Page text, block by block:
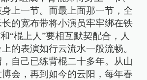
上一节。而最上面那一节，全
的宽布带将小演员牢牢绑在铁
“棍上人”要相互默契配合，人
的表演如行云流水一般流畅。
自己已练背棍二十多年。从山
会，再到如今的云阳，每年春